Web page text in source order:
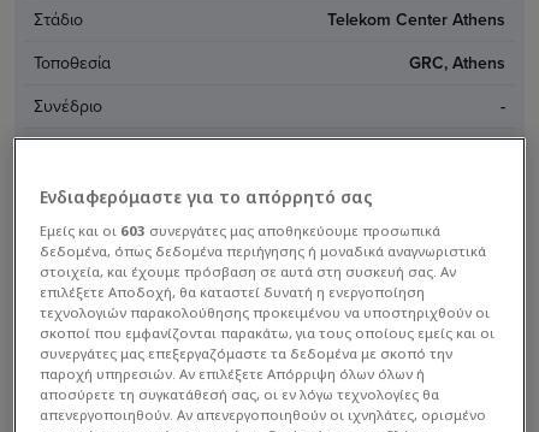
Στάδιο Telekom Center Athens
Τοποθεσία GRC, Athens
Συνέδριο -
Προπονητής
Χρώματα ομάδας
Ενδιαφερόμαστε για το απόρρητό σας
Εμείς και οι 603 συνεργάτες μας αποθηκεύουμε προσωπικά
δεδομένα, όπως δεδομένα περιήγησης ή μοναδικά αναγνωριστικά
στοιχεία, και έχουμε πρόσβαση σε αυτά στη συσκευή σας. Αν
επιλέξετε Αποδοχή, θα καταστεί δυνατή η ενεργοποίηση
τεχνολογιών παρακολούθησης προκειμένου να υποστηριχθούν οι
σκοποί που εμφανίζονται παρακάτω, για τους οποίους εμείς και οι
συνεργάτες μας επεξεργαζόμαστε τα δεδομένα με σκοπό την
παροχή υπηρεσιών. Αν επιλέξετε Απόρριψη όλων όλων ή
αποσύρετε τη συγκατάθεσή σας, οι εν λόγω τεχνολογίες θα
απενεργοποιηθούν. Αν απενεργοποιηθούν οι ιχνηλάτες, ορισμένο